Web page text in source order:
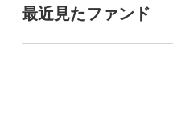
最近見たファンド